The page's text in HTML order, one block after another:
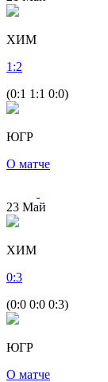
ХИМ
1 :2
(0:1 1:1 0:0)
ЮГР
О матче
23 Май
ХИМ
0:3
(0:0 0:0 0:3)
ЮГР
О матче